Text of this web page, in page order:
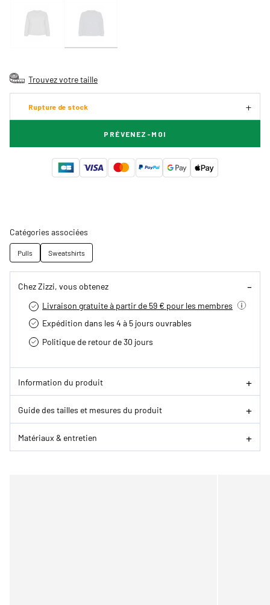
Trouvez votre taille
Rupture de stock
PRÉVENEZ-MOI
Catégories associées
Pulls Sweatshirts
Chez Zizzi, vous obtenez
Livraison gratuite à partir de 59 € pour les membres
Expédition dans les 4 à 5 jours ouvrables
Politique de retour de 30 jours
Information du produit
Guide des tailles et mesures du produit
Matériaux & entretien